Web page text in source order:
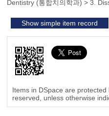
Dentistry (통합치의학과) > 3.
Show simple item record
Items in DSpace are
reserved, unless otherwise